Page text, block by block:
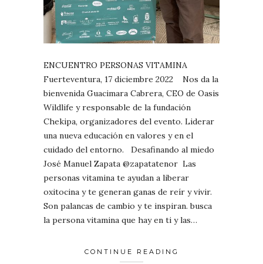
ENCUENTRO PERSONAS VITAMINA
Fuerteventura, 17 diciembre 2022 Nos da la
bienvenida Guacimara Cabrera, CEO de Oasis
Wildlife y responsable de la fundación
Chekipa, organizadores del evento. Liderar
una nueva educación en valores y en el
cuidado del entorno. Desafinando al miedo
José Manuel Zapata @zapatatenor Las
personas vitamina te ayudan a liberar
oxitocina y te generan ganas de reír y vivir.
Son palancas de cambio y te inspiran. busca
la persona vitamina que hay en ti y las…
CONTINUE READING